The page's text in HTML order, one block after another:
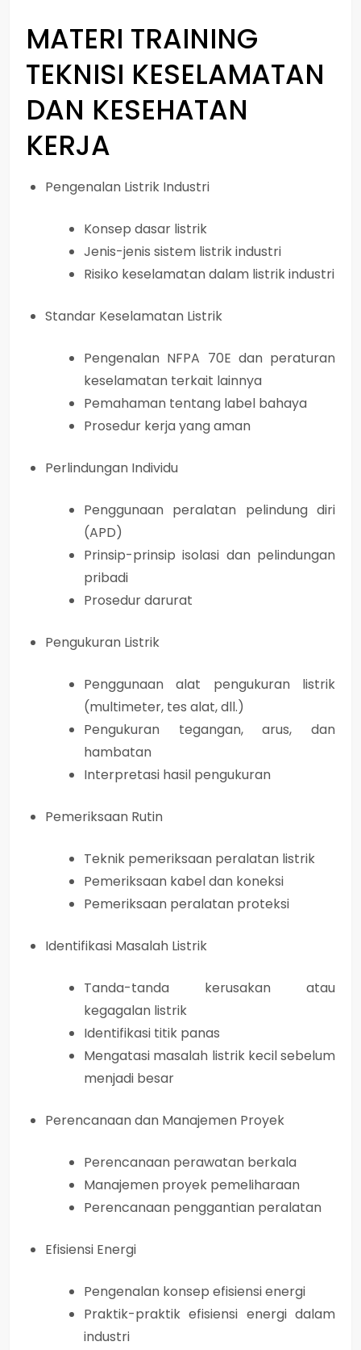
MATERI TRAINING
TEKNISI KESELAMATAN
DAN KESEHATAN
KERJA
Pengenalan Listrik Industri
Konsep dasar listrik
Jenis-jenis sistem listrik industri
Risiko keselamatan dalam listrik industri
Standar Keselamatan Listrik
Pengenalan NFPA 70E dan peraturan
keselamatan terkait lainnya
Pemahaman tentang label bahaya
Prosedur kerja yang aman
Perlindungan Individu
Penggunaan peralatan pelindung diri
(APD)
Prinsip-prinsip isolasi dan pelindungan
pribadi
Prosedur darurat
Pengukuran Listrik
Penggunaan alat pengukuran listrik
(multimeter, tes alat, dll.)
Pengukuran tegangan, arus, dan
hambatan
Interpretasi hasil pengukuran
Pemeriksaan Rutin
Teknik pemeriksaan peralatan listrik
Pemeriksaan kabel dan koneksi
Pemeriksaan peralatan proteksi
Identifikasi Masalah Listrik
Tanda-tanda kerusakan atau
kegagalan listrik
Identifikasi titik panas
Mengatasi masalah listrik kecil sebelum
menjadi besar
Perencanaan dan Manajemen Proyek
Perencanaan perawatan berkala
Manajemen proyek pemeliharaan
Perencanaan penggantian peralatan
Efisiensi Energi
Pengenalan konsep efisiensi energi
Praktik-praktik efisiensi energi dalam
industri